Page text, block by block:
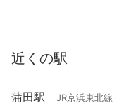
近くの駅
蒲田駅 JR京浜東北線